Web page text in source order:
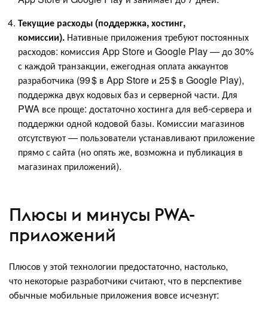
Текущие расходы (поддержка, хостинг,
комиссии). Нативные приложения требуют постоянных
расходов: комиссия App Store и Google Play — до 30%
с каждой транзакции, ежегодная оплата аккаунтов
разработчика (99 $ в App Store и 25 $ в Google Play),
поддержка двух кодовых баз и серверной части. Для
PWA все проще: достаточно хостинга для веб-сервера и
поддержки одной кодовой базы. Комиссии магазинов
отсутствуют — пользователи устанавливают приложение
прямо с сайта (но опять же, возможна и публикация в
магазинах приложений).
Плюсы и минусы PWA-
приложений
Плюсов у этой технологии предостаточно, настолько,
что некоторые разработчики считают, что в перспективе
обычные мобильные приложения вовсе исчезнут: